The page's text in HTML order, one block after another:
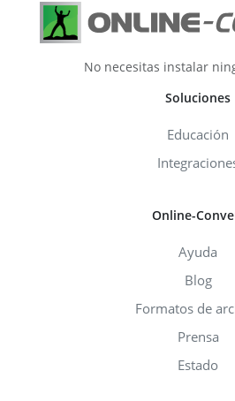
No necesitas instalar
Soluciones
Educación
Online-
Ayuda
Blog
Formatos de
Prensa
Estado